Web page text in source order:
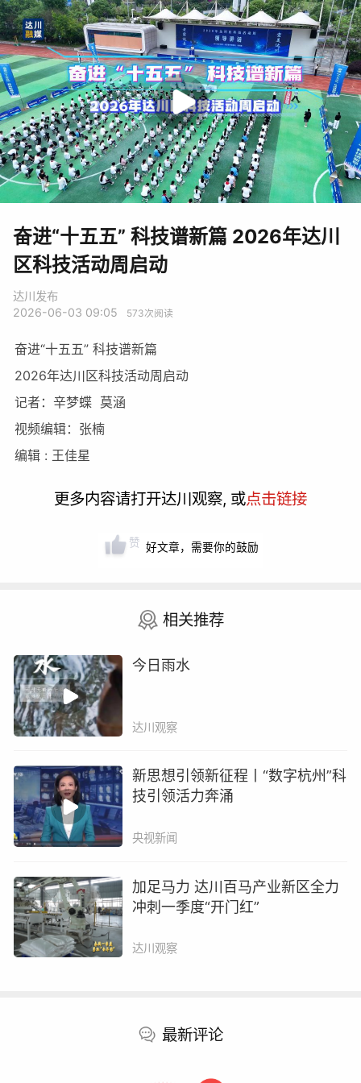
奋进“十五五” 科技谱新篇 2026年达川
区科技活动周启动
达川发布
2026-06-03 09:05
573次阅读
奋进“十五五” 科技谱新篇
2026年达川区科技活动周启动
记者：辛梦蝶 莫涵
视频编辑：张楠
编辑 : 王佳星
更多内容请打开达川观察, 或点击链接
赞 好文章，需要你的鼓励
相关推荐
今日雨水
达川观察
新思想引领新征程丨“数字杭州”科
技引领活力奔涌
央视新闻
加足马力 达川百马产业新区全力
冲刺一季度“开门红”
达川观察
最新评论